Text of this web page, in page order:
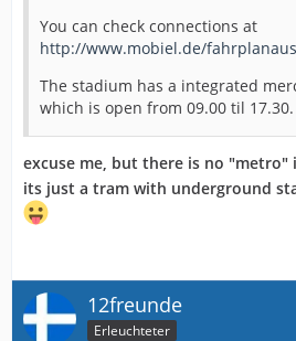
You can check connections at
http://www.mobiel.de/
The stadium has a integrated
which is open from 09.00 til 17.30.
excuse me, but there is no "metro"
its just a tram with underground
12freunde
Erleuchteter